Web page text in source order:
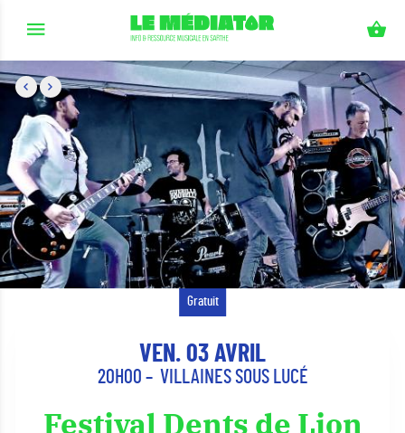
Aller au contenu principal
Gratuit
VEN. 03 AVRIL
20H00 VILLAINES SOUS LUCÉ
Festival Dents de Lion